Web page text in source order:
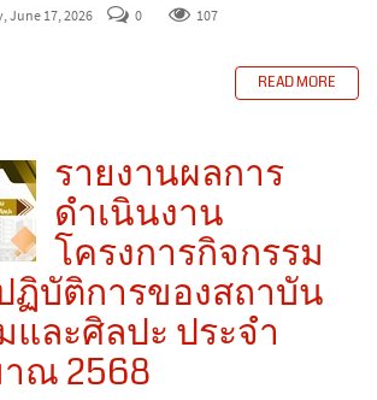
June 17, 2026 0 107
READ MORE
รายงานผลการ
ดำเนินงาน
โครงการกิจกรรม
ฏิบัติการของสถาบัน
ละศิลปะ ประจำ
ณ 2568